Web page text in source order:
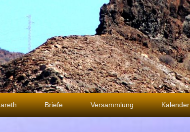
Briefe Versammlung Kalender